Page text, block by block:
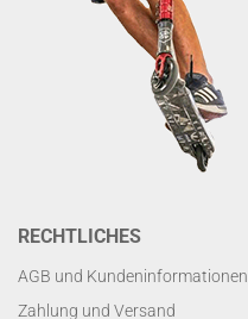
RECHTLICHES
AGB und Kundeninformationen
Zahlung und Versand